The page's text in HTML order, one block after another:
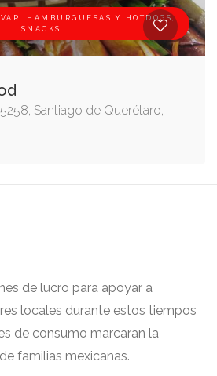
HAMBURGUESAS Y HOTDOGS,
SNACKS
Santiago de Querétaro,
de lucro para apoyar a
locales durante estos tiempos
de consumo marcaran la
familias mexicanas.